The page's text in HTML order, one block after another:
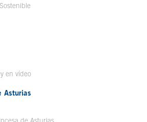
en vídeo
Asturias